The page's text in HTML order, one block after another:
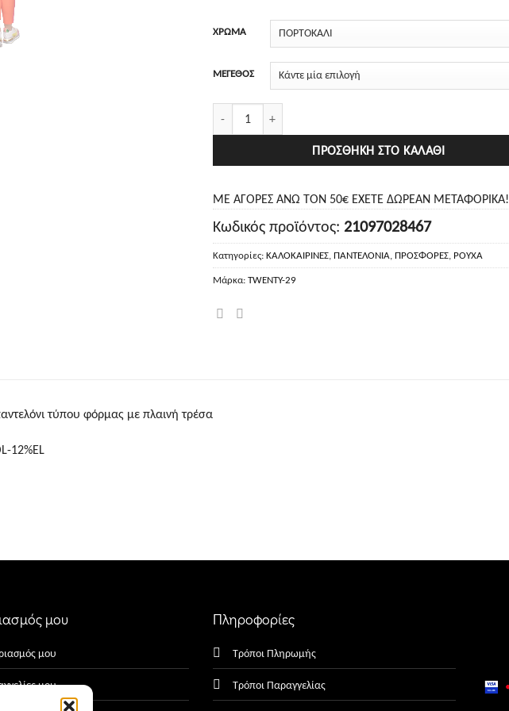
ΧΡΩΜΑ
ΜΕΓΕΘΟΣ
Twenty-29 Παντελόνι ποσότητα
ΠΡΟΣΘΉΚΗ ΣΤΟ ΚΑΛΆΘΙ
ΜΕ ΑΓΟΡΕΣ ΑΝΩ ΤΟΝ 50€ ΕΧΕΤΕ ΔΩΡΕΑΝ ΜΕΤΑΦΟΡΙΚΑ!
Κωδικός προϊόντος: 21097028467
Κατηγορίες: ΚΑΛΟΚΑΙΡΙΝΕΣ ΠΑΝΤΕΛΟΝΙΑ ΠΡΟΣΦΟΡΕΣ ΡΟΥΧΑ
Μάρκα: TWENTY-29
τύπου φόρμας με πλαινή τρέσα
12%EL
μου
μου
μου
Πληροφορίες
Τρόποι Πληρωμής
Τρόποι Παραγγελίας